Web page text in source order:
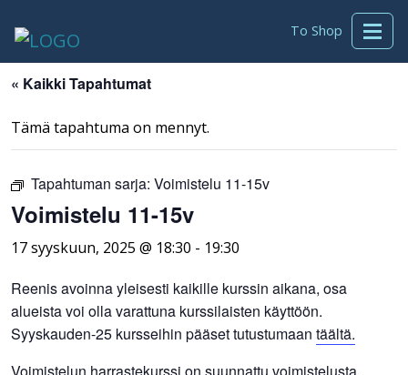
To Shop
« Kaikki Tapahtumat
Tämä tapahtuma on mennyt.
Tapahtuman sarja: Voimistelu 11-15v
Voimistelu 11-15v
17 syyskuun, 2025 @ 18:30 - 19:30
Reenis avoinna yleisesti kaikille kurssin aikana, osa
alueista voi olla varattuna kurssilaisten käyttöön.
Syyskauden-25 kursseihin pääset tutustumaan täältä.